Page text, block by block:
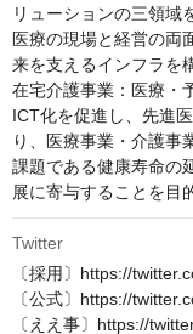
リューションの三領域
医療の現場と経営の両
来を支えるインフラを
在宅介護事業：医療・
ICT化を促進し、先進
り、医療事業・介護事
課題である健康寿命の
展に寄与することを目
Twitter
〔採用〕https://
〔公式〕https://
〔ええ事〕https://